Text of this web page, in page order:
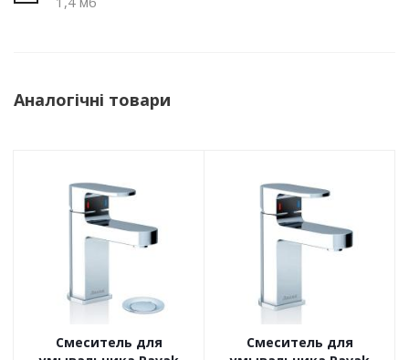
Аналогічні товари
Смеситель для
Смеситель для